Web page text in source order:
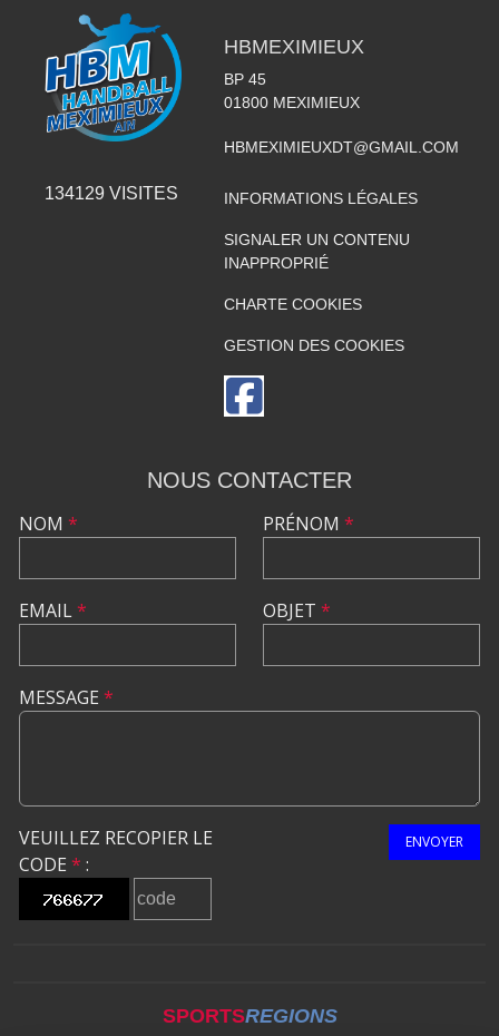
134129 VISITES
HBMEXIMIEUX
BP 45
01800 MEXIMIEUX
HBMEXIMIEUXDT@GMAIL.COM
INFORMATIONS LÉGALES
SIGNALER UN CONTENU
INAPPROPRIÉ
CHARTE COOKIES
GESTION DES COOKIES
NOUS CONTACTER
NOM *
EMAIL*
PRÉNOM *
OBJET *
MESSAGE *
VEUILLEZ RECOPIER LE
CODE * :
ENVOYER
SPORTSREGIONS